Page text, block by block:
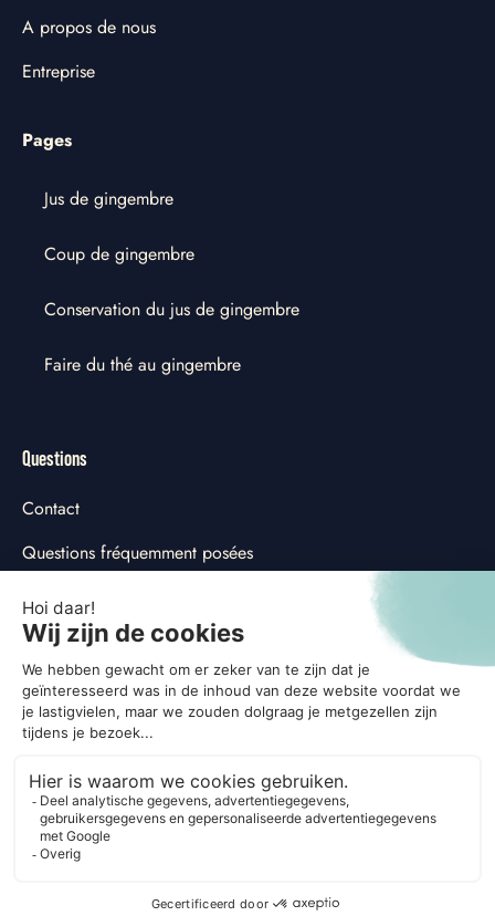
A propos de nous
Entreprise
Pages
Jus de gingembre
Coup de gingembre
Conservation du jus de gingembre
Faire du thé au gingembre
Questions
Contact
Questions fréquemment posées
Déclaration de confidentialité
Déclaration de cookie
Ajuster les préférences en matière de cookies